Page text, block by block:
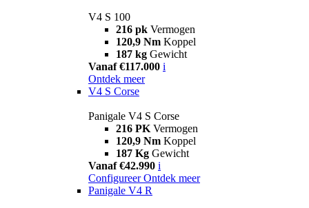
V4 S 100
216 pk Vermogen
120,9 Nm Koppel
187 kg Gewicht
Vanaf €117.000 i
Ontdek meer
V4 S Corse
Panigale V4 S Corse
216 PK Vermogen
120,9 Nm Koppel
187 Kg Gewicht
Vanaf €42.990 i
Configureer Ontdek meer
Panigale V4 R